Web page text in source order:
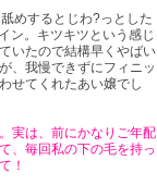
めするとじわ?っとした
ン。キツキツという感じ
いたので結構早くやばい
、我慢できずにフィニッ
せてくれたあい嬢でし
実は、前にかなりご年配
、毎回私の下の毛を持っ
！